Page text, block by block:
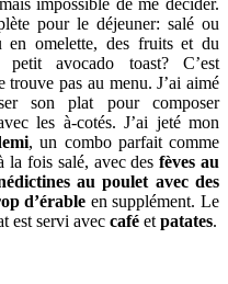
impossible de me décider.
pour le déjeuner: salé ou
en omelette, des fruits et du
avocado toast? C’est
trouve pas au menu. J’ai aimé
son plat pour composer
les à-cotés. J’ai jeté mon
, un combo parfait comme
la fois salé, avec desfèves au
au poulet avec des
d’érable en supplément. Le
est servi avec café et patates.